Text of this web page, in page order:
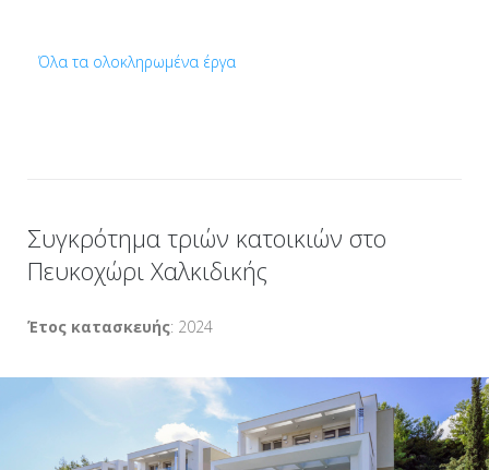
Όλα τα ολοκληρωμένα έργα
Συγκρότημα τριών κατοικιών στο
Πευκοχώρι Χαλκιδικής
Έτος κατασκευής: 2024